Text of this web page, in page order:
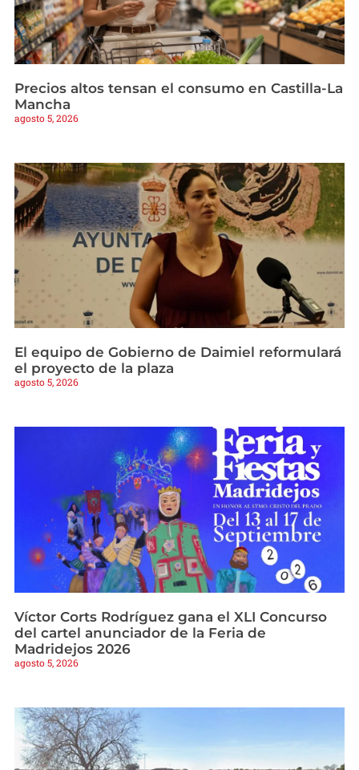
Precios altos tensan el consumo en Castilla-La
Mancha
agosto 5, 2026
El equipo de Gobierno de Daimiel reformulará
el proyecto de la plaza
agosto 5, 2026
Víctor Corts Rodríguez gana el XLI Concurso
del cartel anunciador de la Feria de
Madridejos 2026
agosto 5, 2026